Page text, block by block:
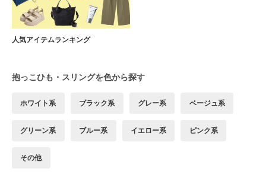
人気アイテムランキング
抱っこひも・スリングを色から探す
ホワイト系 ブラック系 グレー系 ベージュ系
グリーン系 ブルー系 イエロー系 ピンク系
その他